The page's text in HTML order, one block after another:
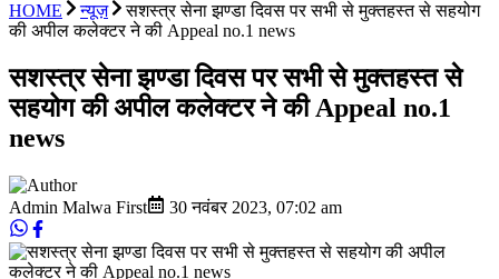
HOME
न्यूज़
सशस्‍त्र सेना झण्‍डा दिवस पर सभी से मुक्‍तहस्‍त से सहयोग
की अपील कलेक्‍टर ने की Appeal no.1 news
सशस्‍त्र सेना झण्‍डा दिवस पर सभी से मुक्‍तहस्‍त से
सहयोग की अपील कलेक्‍टर ने की Appeal no.1
news
Admin Malwa First 30 नवंबर 2023, 07:02 am